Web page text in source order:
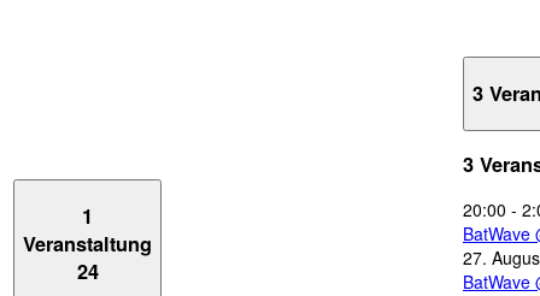
1
Veranstaltung
24
3
3
20:00 -
BatWave
27.
BatWave